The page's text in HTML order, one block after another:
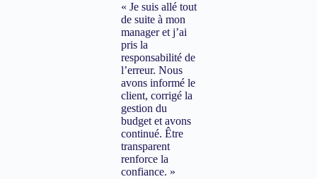
« Je suis allé tout
de suite à mon
manager et j’ai
pris la
responsabilité de
l’erreur. Nous
avons informé le
client, corrigé la
gestion du
budget et avons
continué. Être
transparent
renforce la
confiance. »